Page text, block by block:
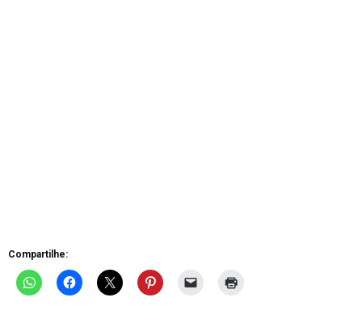
Compartilhe: